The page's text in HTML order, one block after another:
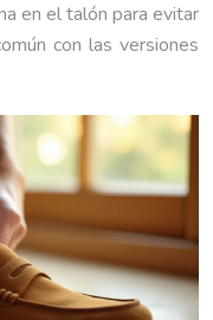
en el talón para evitar
con las versiones